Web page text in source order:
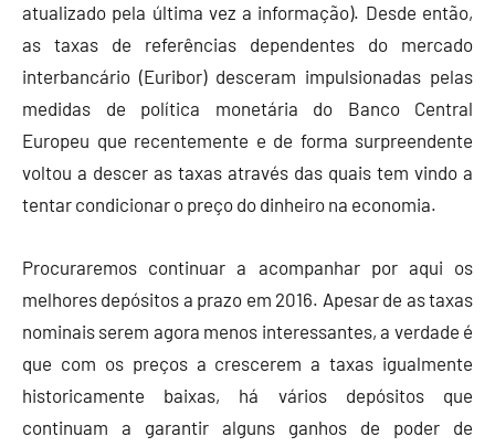
atualizado pela última vez a informação). Desde então,
as taxas de referências dependentes do mercado
interbancário (Euribor) desceram impulsionadas pelas
medidas de política monetária do Banco Central
Europeu que recentemente e de forma surpreendente
voltou a descer as taxas através das quais tem vindo a
tentar condicionar o preço do dinheiro na economia.
Procuraremos continuar a acompanhar por aqui os
melhores depósitos a prazo em 2016. Apesar de as taxas
nominais serem agora menos interessantes, a verdade é
que com os preços a crescerem a taxas igualmente
historicamente baixas, há vários depósitos que
continuam a garantir alguns ganhos de poder de